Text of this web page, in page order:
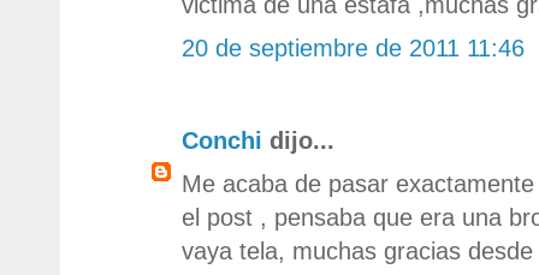
20 de septiembre de 2011 11:46
Conchi dijo...
Me acaba de pasar
el post , pensaba que era una
vaya tela, muchas gracias desde